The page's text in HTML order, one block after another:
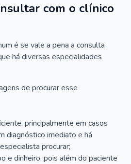
com o clínico
é se vale a pena a consulta
há diversas especialidades
de procurar esse
principalmente em casos
diagnóstico imediato e há
procurar;
e dinheiro, pois além do paciente